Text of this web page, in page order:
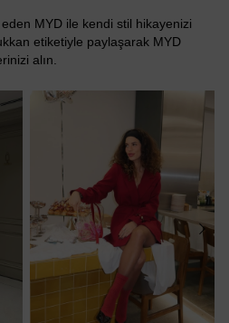
MYD ile kendi stil hikayenizi
etiketiyle paylaşarak MYD
alın.